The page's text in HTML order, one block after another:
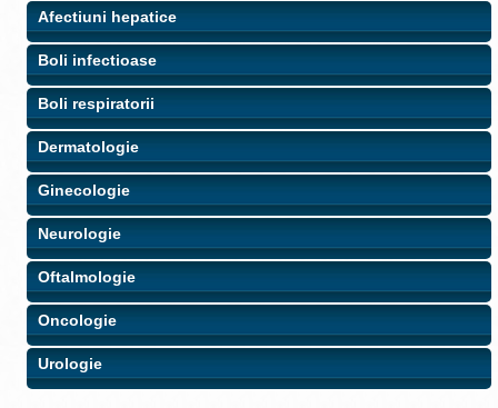
Afectiuni hepatice
Boli infectioase
Boli respiratorii
Dermatologie
Ginecologie
Neurologie
Oftalmologie
Oncologie
Urologie